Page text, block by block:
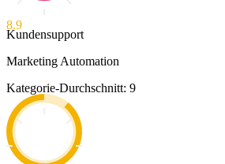
8.9
Kundensupport
Marketing Automation
Kategorie-Durchschnitt: 9